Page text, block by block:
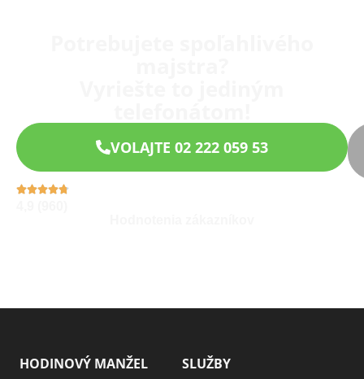
VOLAJTE 02 222 059 53
HODINOVÝ MANŽEL SLUŽBY